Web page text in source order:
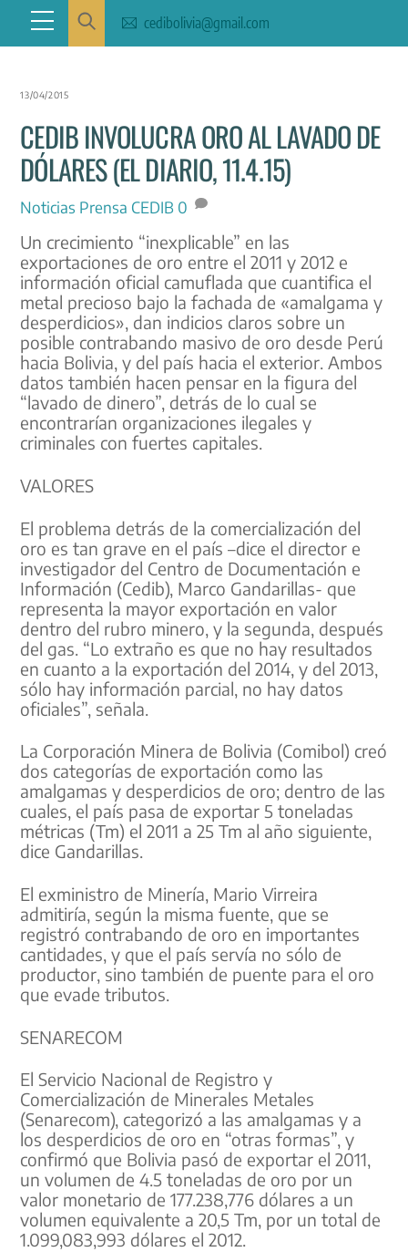
content
Menu cedibolivia@gmail.com
13/04/2015
CEDIB INVOLUCRA ORO AL LAVADO DE
DÓLARES (EL DIARIO, 11.4.15)
Noticias Prensa CEDIB 0
Un crecimiento “inexplicable” en las
exportaciones de oro entre el 2011 y 2012 e
información oficial camuflada que cuantifica el
metal precioso bajo la fachada de «amalgama y
desperdicios», dan indicios claros sobre un
posible contrabando masivo de oro desde Perú
hacia Bolivia, y del país hacia el exterior. Ambos
datos también hacen pensar en la figura del
“lavado de dinero”, detrás de lo cual se
encontrarían organizaciones ilegales y
criminales con fuertes capitales.
VALORES
El problema detrás de la comercialización del
oro es tan grave en el país –dice el director e
investigador del Centro de Documentación e
Información (Cedib), Marco Gandarillas- que
representa la mayor exportación en valor
dentro del rubro minero, y la segunda, después
del gas. “Lo extraño es que no hay resultados
en cuanto a la exportación del 2014, y del 2013,
sólo hay información parcial, no hay datos
oficiales”, señala.
La Corporación Minera de Bolivia (Comibol) creó
dos categorías de exportación como las
amalgamas y desperdicios de oro; dentro de las
cuales, el país pasa de exportar 5 toneladas
métricas (Tm) el 2011 a 25 Tm al año siguiente,
dice Gandarillas.
El exministro de Minería, Mario Virreira
admitiría, según la misma fuente, que se
registró contrabando de oro en importantes
cantidades, y que el país servía no sólo de
productor, sino también de puente para el oro
que evade tributos.
SENARECOM
El Servicio Nacional de Registro y
Comercialización de Minerales Metales
(Senarecom), categorizó a las amalgamas y a
los desperdicios de oro en “otras formas”, y
confirmó que Bolivia pasó de exportar el 2011,
un volumen de 4.5 toneladas de oro por un
valor monetario de 177.238,776 dólares a un
volumen equivalente a 20,5 Tm, por un total de
1.099,083,993 dólares el 2012.